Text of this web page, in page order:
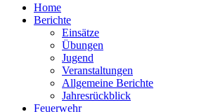
Home
Berichte
Einsätze
Übungen
Jugend
Veranstaltungen
Allgemeine Berichte
Jahresrückblick
Feuerwehr